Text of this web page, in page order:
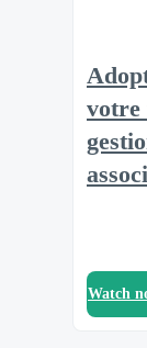
votre
Watch